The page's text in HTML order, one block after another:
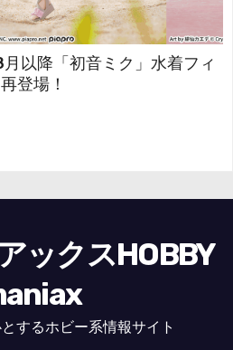
以降「初音ミク」水着フィ
登場！
ックスHOBBY
するホビー系情報サイト